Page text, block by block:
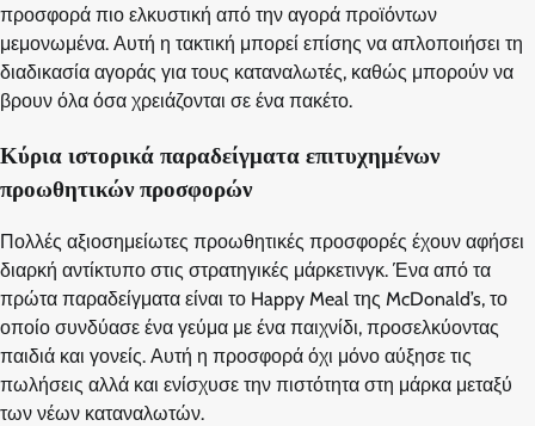
προσφορά πιο ελκυστική από την αγορά προϊόντων
μεμονωμένα. Αυτή η τακτική μπορεί επίσης να απλοποιήσει τη
διαδικασία αγοράς για τους καταναλωτές, καθώς μπορούν να
βρουν όλα όσα χρειάζονται σε ένα πακέτο.
Κύρια ιστορικά παραδείγματα επιτυχημένων
προωθητικών προσφορών
Πολλές αξιοσημείωτες προωθητικές προσφορές έχουν αφήσει
διαρκή αντίκτυπο στις στρατηγικές μάρκετινγκ. Ένα από τα
πρώτα παραδείγματα είναι το Happy Meal της McDonald’s, το
οποίο συνδύασε ένα γεύμα με ένα παιχνίδι, προσελκύοντας
παιδιά και γονείς. Αυτή η προσφορά όχι μόνο αύξησε τις
πωλήσεις αλλά και ενίσχυσε την πιστότητα στη μάρκα μεταξύ
των νέων καταναλωτών.